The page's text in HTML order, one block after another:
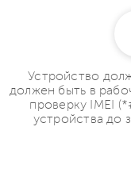
Устройство
должен быть в
проверку IMEI
устройства до